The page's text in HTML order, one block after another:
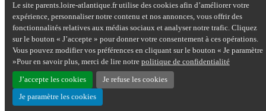
Le site parents.loire-atlantique.fr utilise des cookies afin d’améliorer votre
expérience, personnaliser notre contenu et nos annonces, vous offrir des
fonctionnalités relatives aux médias sociaux et analyser notre trafic. Cliquez
sur le bouton « J’accepte » pour donner votre consentement à ces opérations.
Vous pouvez modifier vos préférences en cliquant sur le bouton « Je paramètre
»Pour en savoir plus, merci de lire notre politique de confidentialité
J’accepte les cookies Je refuse les cookies
Je paramètre les cookies
Nous contacter
Mentions légales
Plan du site
Accessibilité : partiellement conforme
Aide
Données personnelles
Cookies
Haut de page